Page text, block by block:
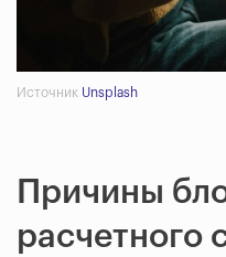
Источник Unsplash
Причины
расчетного